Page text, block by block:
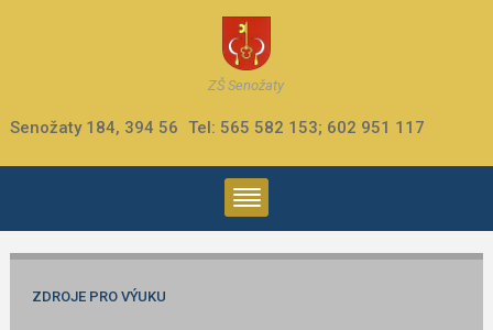
ZŠ Senožaty
Senožaty 184, 394 56 Tel: 565 582 153; 602 951 117
ZDROJE PRO VÝUKU